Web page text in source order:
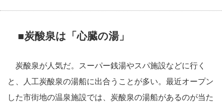
■炭酸泉は「心臓の湯」
炭酸泉が人気だ。スーパー銭湯やスパ施設などに行く
と、人工炭酸泉の湯船に出合うことが多い。最近オープン
した市街地の温泉施設では、炭酸泉の湯船があるのが当た